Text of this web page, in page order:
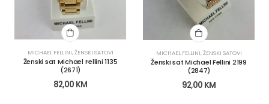
MICHAEL FELLINI,ŽENSKI SATOVI
Ženski sat Michael Fellini 1135
(2671)
82,00 KM
MICHAEL FELLINI,ŽENSKI SATOVI
Ženski sat Michael Fellini 2199
(2847)
92,00 KM